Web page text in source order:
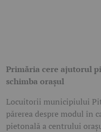
Primăria cere ajutorul
schimba orașul
Locuitorii municipiului
părerea despre modul în
pietonală a centrului